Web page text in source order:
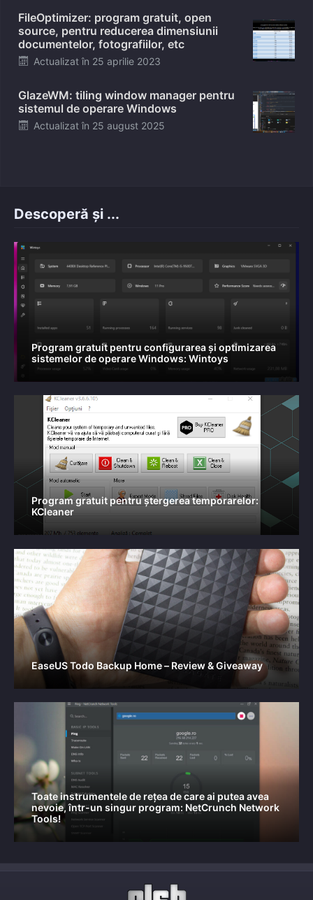
FileOptimizer: program gratuit, open
source, pentru reducerea dimensiunii
documentelor, fotografiilor, etc
Posted
Actualizat în 25 aprilie 2023
GlazeWM: tiling window manager pentru
sistemul de operare Windows
Posted
Actualizat în 25 august 2025
Descoperă și ...
Program gratuit pentru configurarea și optimizarea
sistemelor de operare Windows: Wintoys
Program gratuit pentru ștergerea temporarelor:
KCleaner
EaseUS Todo Backup Home – Review & Giveaway
Toate instrumentele de rețea de care ai putea avea
nevoie, într-un singur program: NetCrunch Network
Tools!